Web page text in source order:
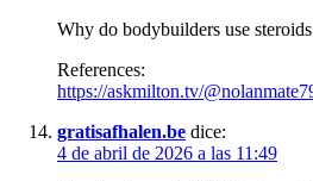
Why do bodybuilders use steroids
References:
https://askmilton.tv/
gratisafhalen.be dice:
4 de abril de 2026 a las 11:49